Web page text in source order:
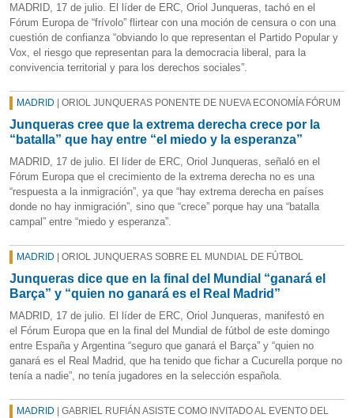
MADRID, 17 de julio. El líder de ERC, Oriol Junqueras, tachó en el
Fórum Europa de “frívolo” flirtear con una moción de censura o con una
cuestión de confianza “obviando lo que representan el Partido Popular y
Vox, el riesgo que representan para la democracia liberal, para la
convivencia territorial y para los derechos sociales”.
MADRID | ORIOL JUNQUERAS PONENTE DE NUEVA ECONOMÍA FÓRUM
Junqueras cree que la extrema derecha crece por la
“batalla” que hay entre “el miedo y la esperanza”
MADRID, 17 de julio. El líder de ERC, Oriol Junqueras, señaló en el
Fórum Europa que el crecimiento de la extrema derecha no es una
“respuesta a la inmigración”, ya que “hay extrema derecha en países
donde no hay inmigración”, sino que “crece” porque hay una “batalla
campal” entre “miedo y esperanza”.
MADRID | ORIOL JUNQUERAS SOBRE EL MUNDIAL DE FÚTBOL
Junqueras dice que en la final del Mundial “ganará el
Barça” y “quien no ganará es el Real Madrid”
MADRID, 17 de julio. El líder de ERC, Oriol Junqueras, manifestó en
el Fórum Europa que en la final del Mundial de fútbol de este domingo
entre España y Argentina “seguro que ganará el Barça” y “quien no
ganará es el Real Madrid, que ha tenido que fichar a Cucurella porque no
tenía a nadie”, no tenía jugadores en la selección española.
MADRID | GABRIEL RUFIÁN ASISTE COMO INVITADO AL EVENTO DEL